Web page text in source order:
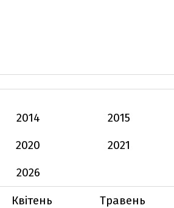
2014 2015
2020 2021
2026
Квітень Травень